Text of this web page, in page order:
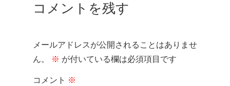
コメントを残す
メールアドレスが公開されることはありませ
ん。
※ が付いている欄は必須項目です
コメント ※